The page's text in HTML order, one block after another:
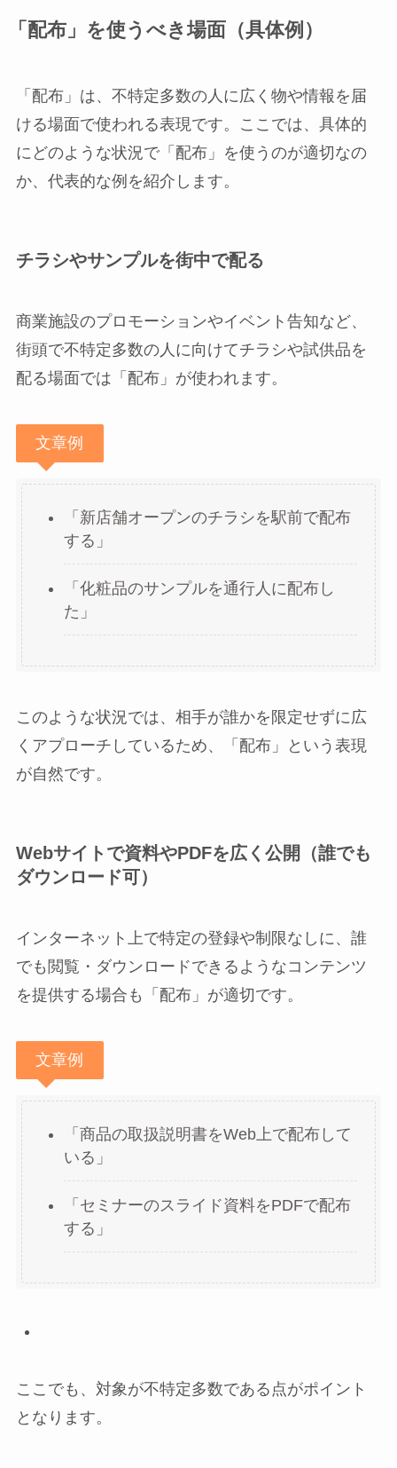
「配布」を使うべき場面（具体例）
「配布」は、不特定多数の人に広く物や情報を届
ける場面で使われる表現です。ここでは、具体的
にどのような状況で「配布」を使うのが適切なの
か、代表的な例を紹介します。
チラシやサンプルを街中で配る
商業施設のプロモーションやイベント告知など、
街頭で不特定多数の人に向けてチラシや試供品を
配る場面では「配布」が使われます。
文章例
「新店舗オープンのチラシを駅前で配布
する」
「化粧品のサンプルを通行人に配布し
た」
このような状況では、相手が誰かを限定せずに広
くアプローチしているため、「配布」という表現
が自然です。
Webサイトで資料やPDFを広く公開（誰でも
ダウンロード可）
インターネット上で特定の登録や制限なしに、誰
でも閲覧・ダウンロードできるようなコンテンツ
を提供する場合も「配布」が適切です。
文章例
「商品の取扱説明書をWeb上で配布して
いる」
「セミナーのスライド資料をPDFで配布
する」
ここでも、対象が不特定多数である点がポイント
となります。